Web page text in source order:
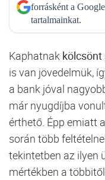
forrásként a
tartalmainkat.
Kaphatnak kölcsönt
is van jövedelmük,
a bank jóval
már nyugdíjba
érthető. Épp emiatt
során több
tekintetben az ilyen
mértékben a